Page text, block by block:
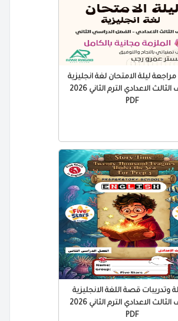
ليلة الامتحان لغة انجليزية
للصف الثالث الاعدادي الترم الثاني 2026
PDF
وتدريبات قصة اللغة الانجليزية
للصف الثالث الاعدادي الترم الثاني 2026
PDF